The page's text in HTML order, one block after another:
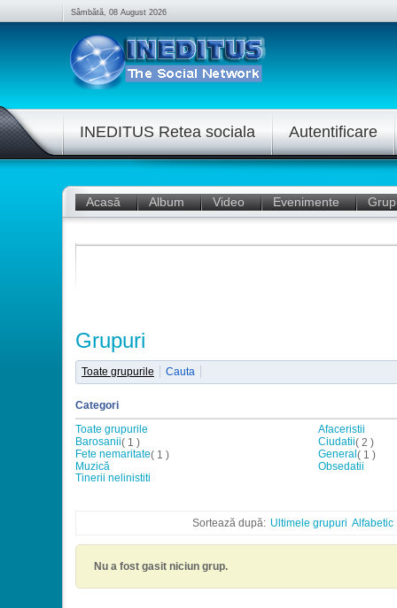
Sâmbătă, 08 August 2026
INEDITUS Retea sociala Autentificare
Acasă Album Video Evenimente
Grupuri
Toate grupurile Cauta
Categori
Toate grupurile
Afaceristii
Barosanii( 1 ) Ciudatii( 2 )
Fete nemaritate( 1 ) General ( 1 )
Muzică
Obsedatii
Tinerii nelinistiti
Sortează după: Ultimele grupuri Alfabetic
Nu a fost gasit niciun grup.